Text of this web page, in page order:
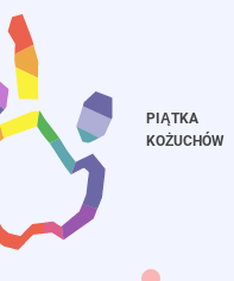
PIĄTKA
KOŻUCHÓW